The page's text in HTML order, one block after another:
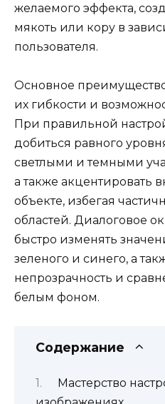
желаемого эффекта,
мякоть или кору в
пользователя.
Основное
их гибкости и
При правильной
добиться равного
светлыми и темными
а также акцентировать
объекте, избегая
областей. Диалоговое
быстро изменять
зеленого и синего, а
непрозрачность и
белым фоном.
Содержание
Мастерство